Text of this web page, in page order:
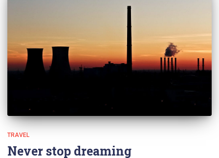
TRAVEL
Never stop dreaming